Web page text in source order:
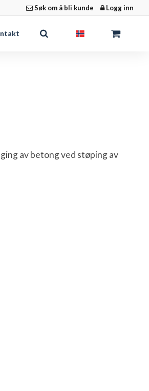
Søk om å bli kunde Logg inn
av betong ved støping av